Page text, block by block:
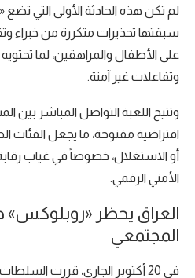
لم تكن هذه الحادثة الأولى التي
سبقتها تحذيرات متكررة من خبراء
على الأطفال والمراهقين، لما
وتفاعلات غير آمنة.
وتتيح اللعبة التواصل المباشر بين
افتراضية مفتوحة، ما يجعل الفئات
أو الاستغلال، خصوصاً في غياب
الأمني الرقمي.
العراق يحظر «روبلوكس»
المجتمعي
في 20 أكتوبر الجاري، قررت